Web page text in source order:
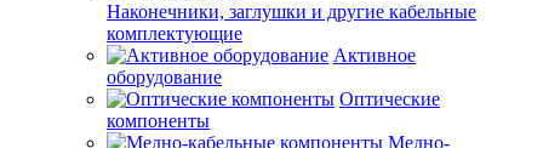
Наконечники, заглушки и другие кабельные
комплектующие
Активное
оборудование
Оптические
компоненты
Медно-